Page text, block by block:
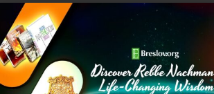
teachings by English-speaking
congregations around the world.
Chaim has been the director of
the Breslov Research Institute